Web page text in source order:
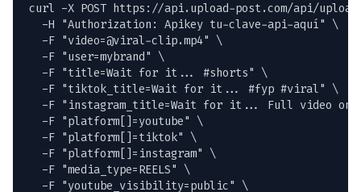
curl -X POST https://api.upload-post.com/api/
  -H "Authorization: Apikey tu-clave-api-aquí" \
  -F "
video=@viral-clip.mp4" \
  -F "user=mybrand" \
  -F "title=Wait for it... #shorts" \
  -F "tiktok_title=Wait for it... #fyp #viral" \
-F "instagram_title=Wait for it... Full video on
  -F "platform[]=youtube" \
  -F "platform[]=tiktok" \
  -F "platform[]=instagram" \
  -F "media_type=REELS" \
  -F "youtube_visibility=public" \